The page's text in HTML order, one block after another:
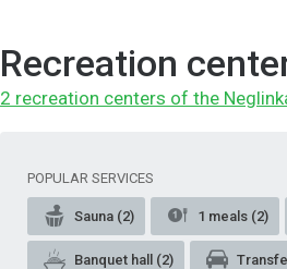
Recreation
2 recreation centers of the
POPULAR SERVICES
Sauna (2) 1 meals (2)
Banquet hall (2)